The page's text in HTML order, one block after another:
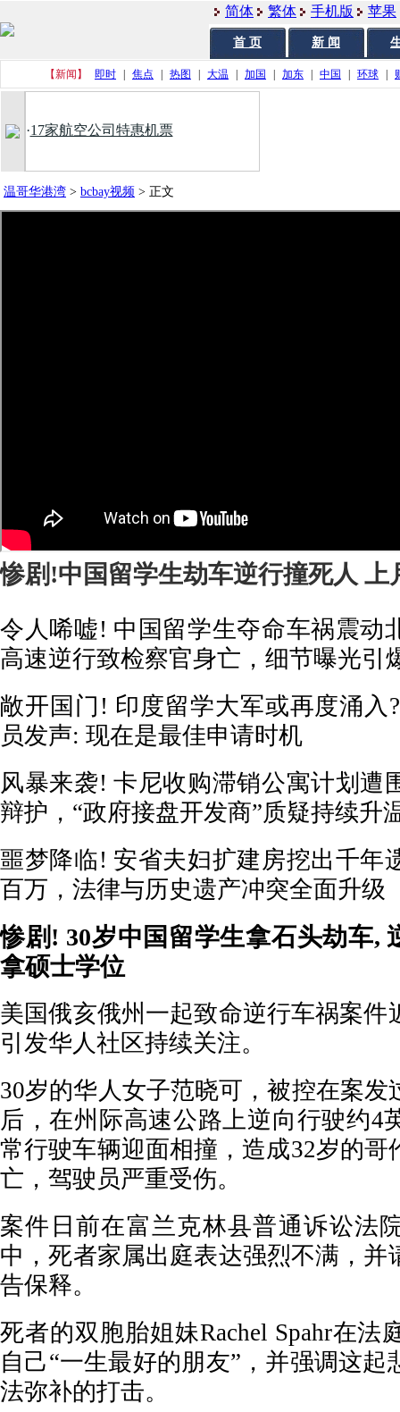
简体 繁体 手机版 苹果
首 页 新 闻
【新闻】 即时 焦点 热图 大温 加国 加东 中国 环球
·17家航空公司特惠机票
温哥华港湾 > bcbay视频 > 正文
惨剧!中国留学生劫车逆行撞死人 上
令人唏嘘! 中国留学生夺命车祸震动
高速逆行致检察官身亡，细节曝光引
敞开国门! 印度留学大军或再度涌入
员发声: 现在是最佳申请时机
风暴来袭! 卡尼收购滞销公寓计划遭
辩护，“政府接盘开发商”质疑持续升
噩梦降临! 安省夫妇扩建房挖出千年
百万，法律与历史遗产冲突全面升级
惨剧! 30岁中国留学生拿石头劫车,
拿硕士学位
美国俄亥俄州一起致命逆行车祸案件
引发华人社区持续关注。
30岁的华人女子范晓可，被控在案发
后，在州际高速公路上逆向行驶约4
常行驶车辆迎面相撞，造成32岁的哥
亡，驾驶员严重受伤。
案件日前在富兰克林县普通诉讼法
中，死者家属出庭表达强烈不满，并
告保释。
死者的双胞胎姐妹Rachel Spahr在法
自己“一生最好的朋友”，并强调这起
法弥补的打击。